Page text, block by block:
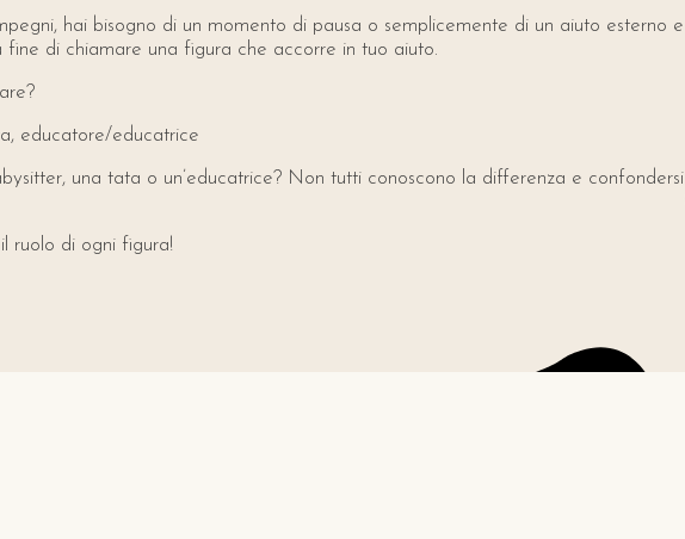
hai bisogno di un momento di pausa o semplicemente di un aiuto esterno e
fine di chiamare una figura che accorre in tuo aiuto.
educatore/educatrice
una tata o un’educatrice? Non tutti conoscono la differenza e confondersi
ruolo di ogni figura!